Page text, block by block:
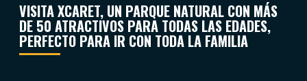
VISITA XCARET, UN PARQUE NATURAL CON MÁS
DE 50 ATRACTIVOS PARA TODAS LAS EDADES,
PERFECTO PARA IR CON TODA LA FAMILIA